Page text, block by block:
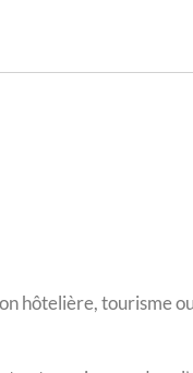
hôtelière, tourisme